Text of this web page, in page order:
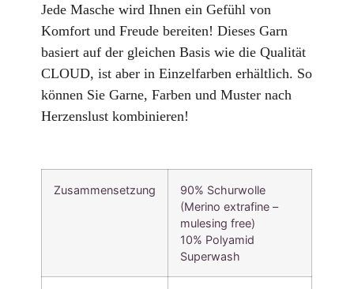
Jede Masche wird Ihnen ein Gefühl von
Komfort und Freude bereiten! Dieses Garn
basiert auf der gleichen Basis wie die Qualität
CLOUD, ist aber in Einzelfarben erhältlich. So
können Sie Garne, Farben und Muster nach
Herzenslust kombinieren!
Zusammensetzung
90% Schurwolle
(Merino extrafine –
mulesing free)
10% Polyamid
Superwash